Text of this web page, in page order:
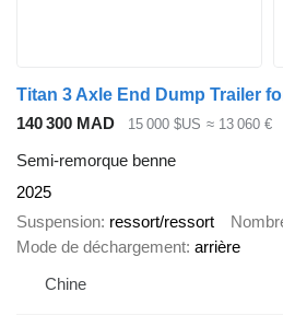
Titan 3 Axle End Dump Trailer
140 300 MAD
15 000 $US ≈ 13 060 €
Semi-remorque benne
2025
Suspension ressort/ressort
Mode de déchargement arrière
Chine